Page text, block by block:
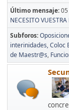
Último mensaje:
NECESITO VUESTRA
Subforos
interinidades, Coloc
de Maestr@s